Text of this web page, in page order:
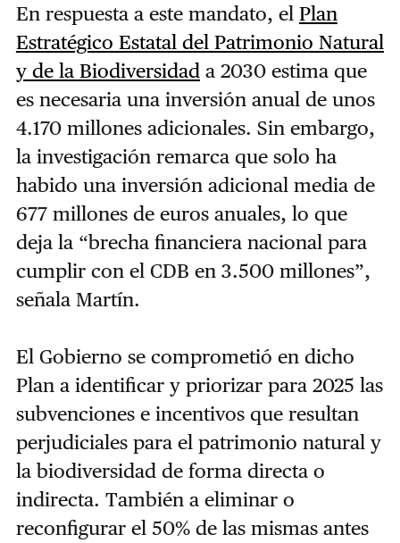
En respuesta a este mandato, el Plan
Estratégico Estatal del Patrimonio Natural
y de la Biodiversidad a 2030 estima que
es necesaria una inversión anual de unos
4.170 millones adicionales. Sin embargo,
la investigación remarca que solo ha
habido una inversión adicional media de
677 millones de euros anuales, lo que
deja la “brecha financiera nacional para
cumplir con el CDB en 3.500 millones”,
señala Martín.
El Gobierno se comprometió en dicho
Plan a identificar y priorizar para 2025 las
subvenciones e incentivos que resultan
perjudiciales para el patrimonio natural y
la biodiversidad de forma directa o
indirecta. También a eliminar o
reconfigurar el 50% de las mismas antes